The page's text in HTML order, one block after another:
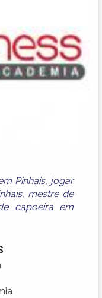
Pinhais, jogar
, mestre de
capoeira em